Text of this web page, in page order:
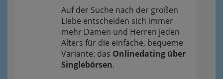
Auf der Suche nach der großen
Liebe entscheiden sich immer
mehr Damen und Herren jeden
Alters für die einfache, bequeme
Variante: das Onlinedating über
Singlebörsen.